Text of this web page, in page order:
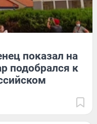
показал на
подобрался к